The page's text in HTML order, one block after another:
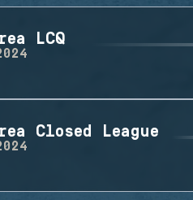
LCQ
Closed League